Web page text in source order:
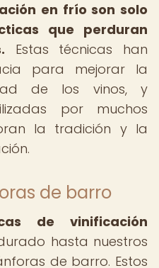
en frío son solo
que perduran
Estas técnicas han
para mejorar la
de los vinos, y
por muchos
la tradición y la
de barro
de vinificación
hasta nuestros
de barro. Estos